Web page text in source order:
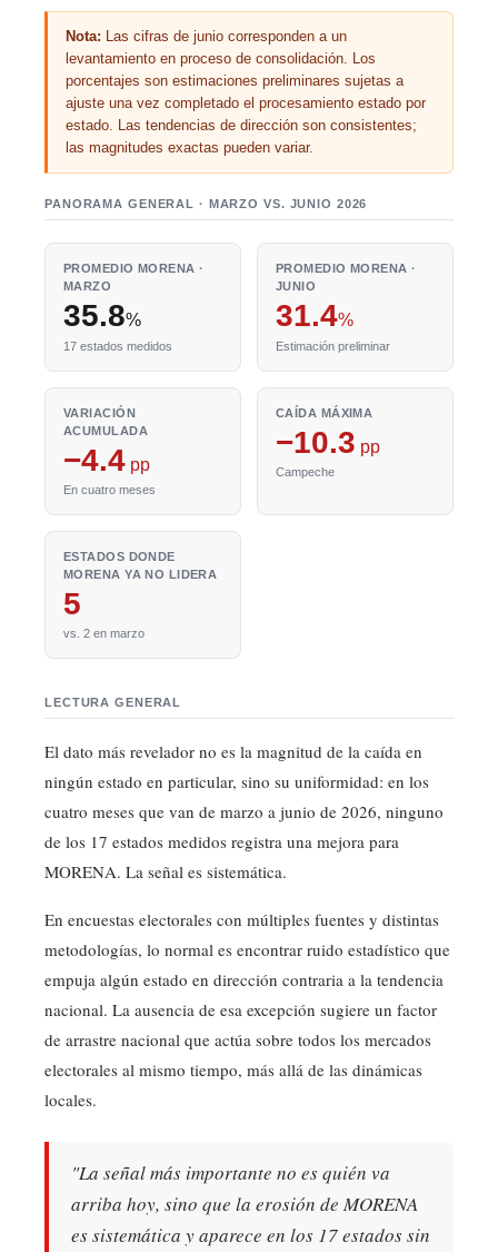
Nota: Las cifras de junio corresponden a un
levantamiento en proceso de consolidación. Los
porcentajes son estimaciones preliminares sujetas a
ajuste una vez completado el procesamiento estado por
estado. Las tendencias de dirección son consistentes;
las magnitudes exactas pueden variar.
PANORAMA GENERAL · MARZO VS. JUNIO 2026
PROMEDIO MORENA ·
MARZO
35.8%
17 estados medidos
PROMEDIO MORENA ·
JUNIO
31.4%
Estimación preliminar
VARIACIÓN
ACUMULADA
−4.4 pp
En cuatro meses
CAÍDA MÁXIMA
−10.3 pp
Campeche
ESTADOS DONDE
MORENA YA NO LIDERA
5
vs. 2 en marzo
LECTURA GENERAL
El dato más revelador no es la magnitud de la caída en
ningún estado en particular, sino su uniformidad: en los
cuatro meses que van de marzo a junio de 2026, ninguno
de los 17 estados medidos registra una mejora para
MORENA. La señal es sistemática.
En encuestas electorales con múltiples fuentes y distintas
metodologías, lo normal es encontrar ruido estadístico que
empuja algún estado en dirección contraria a la tendencia
nacional. La ausencia de esa excepción sugiere un factor
de arrastre nacional que actúa sobre todos los mercados
electorales al mismo tiempo, más allá de las dinámicas
locales.
"La señal más importante no es quién va
arriba hoy, sino que la erosión de MORENA
es sistemática y aparece en los 17 estados sin